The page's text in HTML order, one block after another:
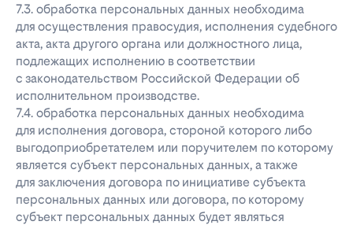
7.3. обработка персональных данных необходима
для осуществления правосудия, исполнения судебного
акта, акта другого органа или должностного лица,
подлежащих исполнению в соответствии
с законодательством Российской Федерации об
исполнительном производстве.
7.4. обработка персональных данных необходима
для исполнения договора, стороной которого либо
выгодоприобретателем или поручителем по которому
является субъект персональных данных, а также
для заключения договора по инициативе субъекта
персональных данных или договора, по которому
субъект персональных данных будет являться